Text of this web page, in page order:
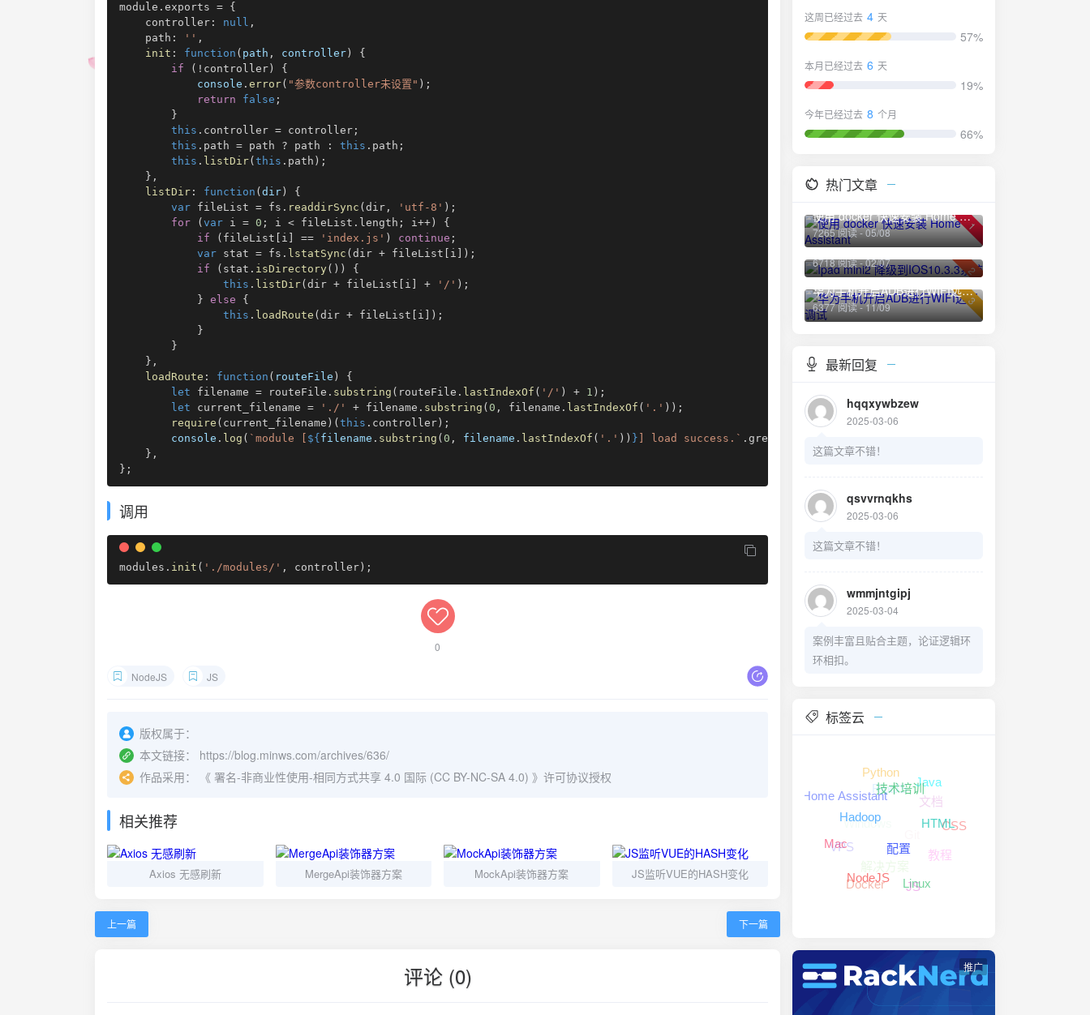
module . exports = {
    controller
: null ,
    path
: '' ,
init : function ( path , controller )
{
if
( ! controller )
{
console . error( "参数controller未设置" ) ;
return
false ;
}
this . controller = controller ;
this . path = path ? path : this . path ;
this . listDir( this . path ) ;
} ,
listDir : function ( dir )
{
var fileList = fs . readdirSync ( dir , 'utf-8' ) ;
for
( var i = 0 ; i < fileList . length ; i++ )
{
if
( fileList i == 'index.js' ) continue ;
var stat = fs . lstatSync ( dir + fileList i ) ;
if
( stat . isDirectory( ) )
{
this . listDir( dir + fileList i + '/' ) ;
} else
{
this . loadRoute ( dir + fileList i ) ;
}
}
} ,
loadRoute : function ( routeFile )
{
let filename = routeFile . substring ( routeFile . lastIndexOf ( '/' ) + 1 ) ;
let current_filename = './' + filename . substring ( 0 , filename . lastIndexOf ( '.' ) ) ;
require ( current_filename ) ( this . controller ) ;
console . log ( ` module [ ${ filename . substring ( 0 , filename . lastIndexOf ( '.' ) ) } ] load success. ` . green
} ,
} ;
调用
modules . init ( './modules/' , controller ) ;
0
NodeJS JS
版权属于：
本文链接：
https://blog.minws.com/archives/636/
作品采用：
《 署名-非商业性使用-相同方式共享 4.0 国际 (CC BY-NC-SA 4.0) 》许可协议授权
相关推荐
Axios 无感刷新 MergeApi装饰器方案 MockApi装饰器方案 JS监听VUE的HASH变化
上一篇 下一篇
评论 (0)
这周已经过去 4 天
57%
本月已经过去 6 天
19%
今年已经过去 8 个月
66%
热门文章
1
使用 docker 快速安装 Home Assistant
7265 阅读 - 05/08
2
Ipad mini2 降级到IOS10.3.3系统
6718 阅读 - 02/07
3
华为手机开启ADB进行WIFI远程调试
6377 阅读 - 11/09
最新回复
hqqxywbzew
2025-03-06
这篇文章不错！
qsvvrnqkhs
2025-03-06
这篇文章不错！
wmmjntgipj
2025-03-04
案例丰富且贴合主题，论证逻辑环
环相扣。
标签云
Linux
JS
教程
CSS
HTML
配置
NodeJS
Docker
解决方案
文档
Java
技术培训
Mac
VPS
Windows
RiotJS
Python
Home Assistant
推广